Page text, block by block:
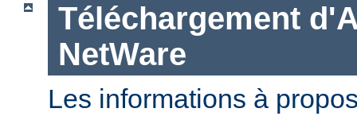
Téléchargement
NetWare
Les informations à